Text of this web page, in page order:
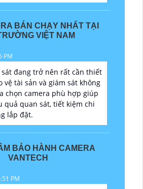
BÁN CHẠY NHẤT TẠI
VIỆT NAM
PM
sát đang trở nên rất cần thiết
vệ tài sản và giám sát không
chọn camera phù hợp giúp
quả quan sát, tiết kiệm chi
lắp đặt.
BẢO HÀNH CAMERA
VANTECH
PM